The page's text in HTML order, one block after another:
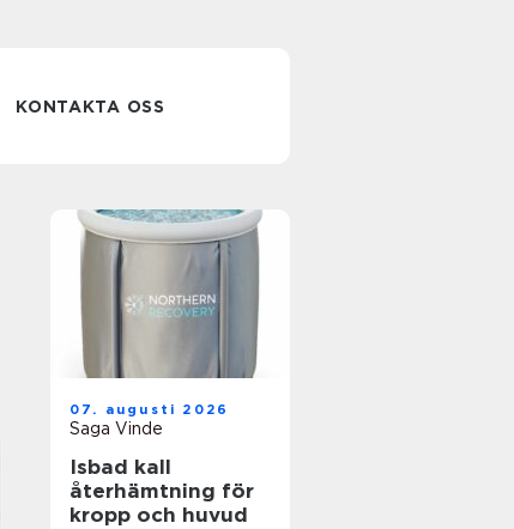
KONTAKTA OSS
07. augusti 2026
Saga Vinde
Isbad kall
återhämtning för
kropp och huvud